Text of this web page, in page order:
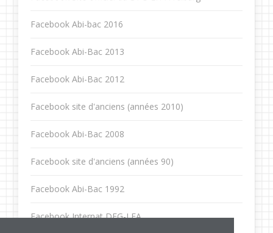
Facebook Abi-bac 2016
Facebook Abi-Bac 2013
Facebook Abi-Bac 2012
Facebook site d'anciens (années 2010)
Facebook Abi-Bac 2008
Facebook site d'anciens (années 90)
Facebook Abi-Bac 1992
Facebook Internat DFG-LFA